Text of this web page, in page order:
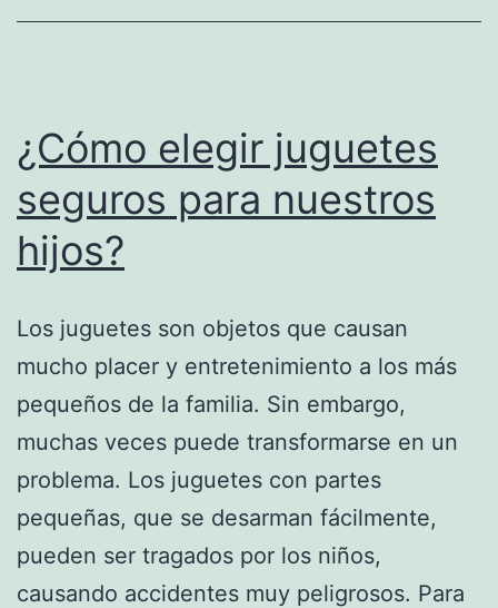
¿Cómo elegir juguetes
seguros para nuestros
hijos?
Los juguetes son objetos que causan
mucho placer y entretenimiento a los más
pequeños de la familia. Sin embargo,
muchas veces puede transformarse en un
problema. Los juguetes con partes
pequeñas, que se desarman fácilmente,
pueden ser tragados por los niños,
causando accidentes muy peligrosos. Para